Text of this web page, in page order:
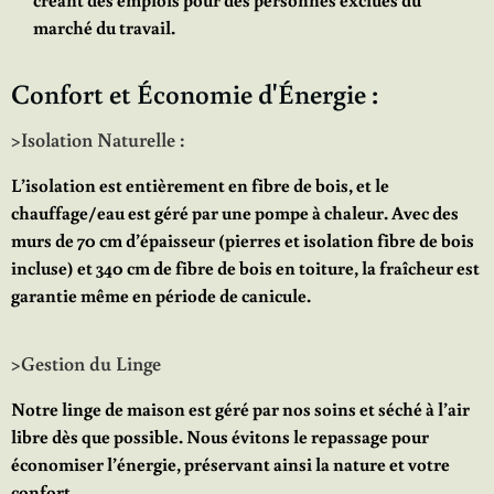
marché du travail.
Confort et Économie d'Énergie :
>Isolation Naturelle :
L’isolation est entièrement en fibre de bois, et le
chauffage/eau est géré par une pompe à chaleur. Avec des
murs de 70 cm d’épaisseur (pierres et isolation fibre de bois
incluse) et 340 cm de fibre de bois en toiture, la fraîcheur est
garantie même en période de canicule.
>Gestion du Linge
Notre linge de maison est géré par nos soins et séché à l’air
libre dès que possible. Nous évitons le repassage pour
économiser l’énergie, préservant ainsi la nature et votre